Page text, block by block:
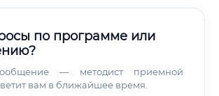
по программе или
— методист приемной
вам в ближайшее время.